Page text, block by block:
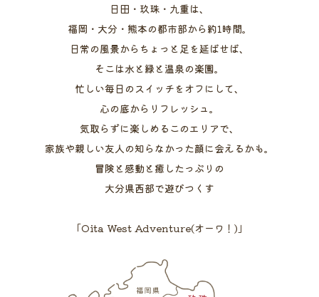
日田・玖珠・九重は、
福岡・大分・熊本の都市部から約1時間。
日常の風景からちょっと足を延ばせば、
そこは水と緑と温泉の楽園。
忙しい毎日のスイッチをオフにして、
心の底からリフレッシュ。
気取らずに楽しめるこのエリアで、
家族や親しい友人の知らなかった顔に会えるかも。
冒険と感動と癒したっぷりの
大分県西部で遊びつくす
「Oita West Adventure(オーワ！)」